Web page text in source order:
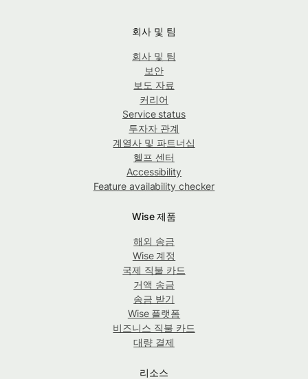
회사 및 팀
회사 및 팀
보안
보도 자료
커리어
Service status
투자자 관계
계열사 및 파트너십
헬프 센터
Accessibility
Feature availability checker
Wise 제품
해외 송금
Wise 계정
국제 직불 카드
거액 송금
송금 받기
Wise 플랫폼
비즈니스 직불 카드
대량 결제
리소스